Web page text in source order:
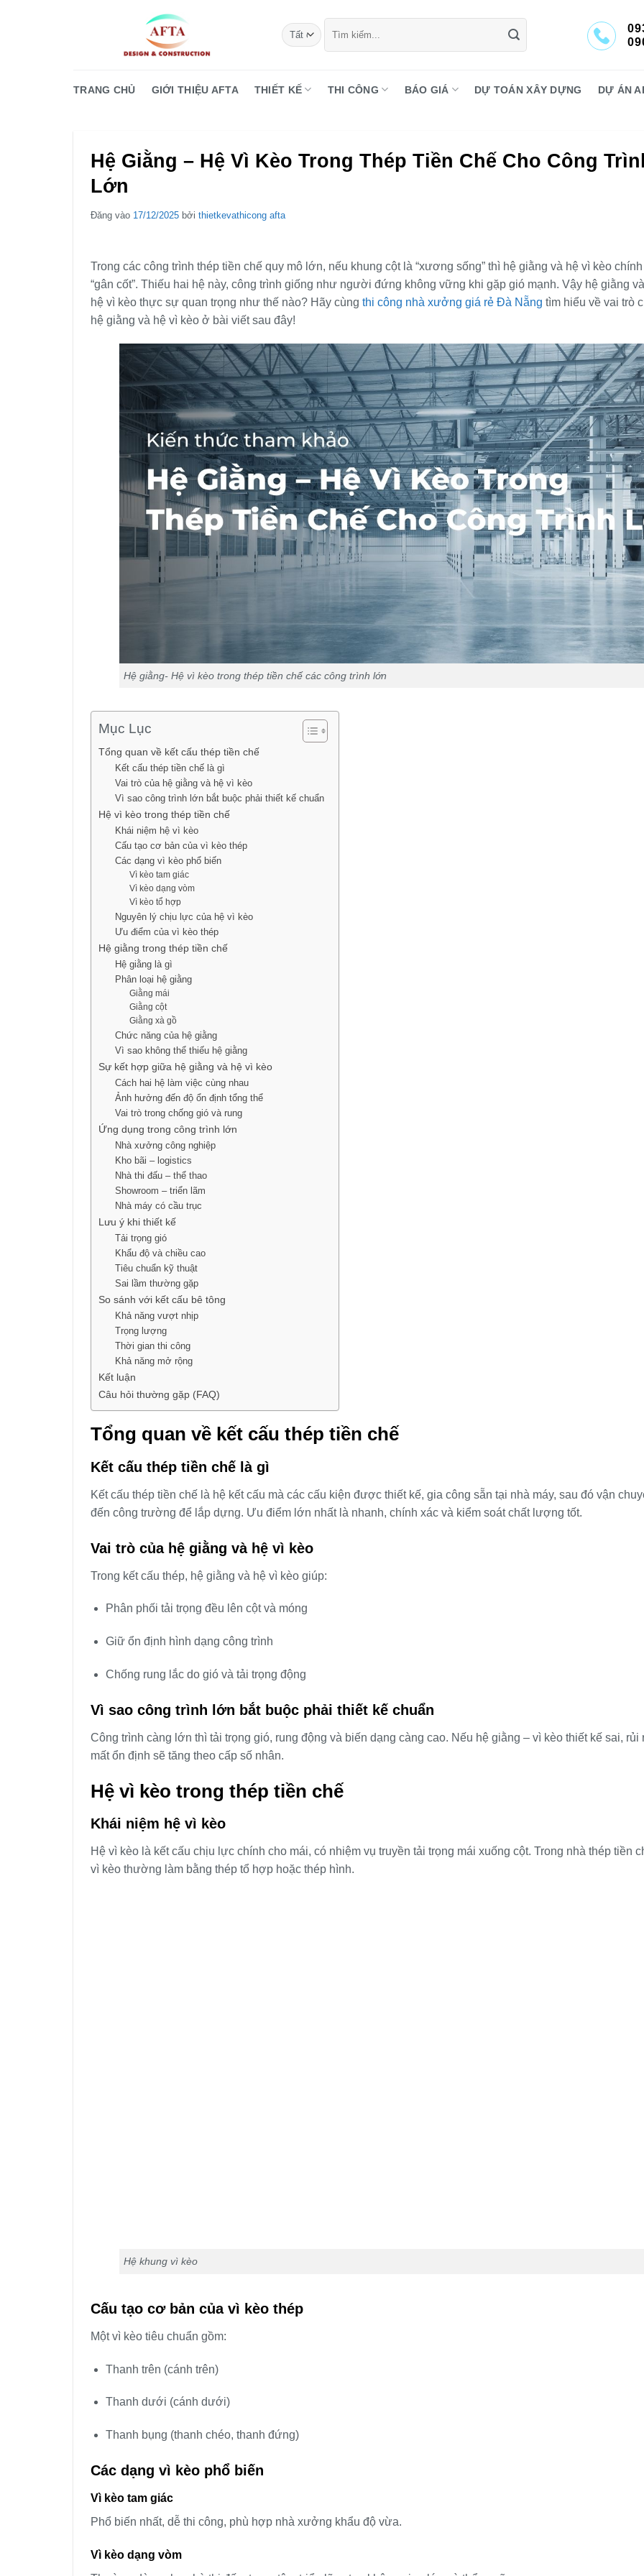
kiếm:
TRANG CHỦ GIỚI THIỆU AFTA THIẾT KẾ THI CÔNG BÁO GIÁ DỰ TOÁN XÂY DỰNG DỰ ÁN
Hệ Giằng – Hệ Vì Kèo Trong Thép Tiền Chế Cho Công
Lớn
Đăng vào 17/12/2025 bởi thietkevathicong afta
Trong các công trình thép tiền chế quy mô lớn, nếu khung cột là “xương sống” thì hệ giằng và hệ vì kèo
“gân cốt”. Thiếu hai hệ này, công trình giống như người đứng không vững khi gặp gió mạnh. Vậy hệ giằng và
hệ vì kèo thực sự quan trọng như thế nào? Hãy cùng thi công nhà xưởng giá rẻ Đà Nẵng tìm hiểu về vai trò
hệ giằng và hệ vì kèo ở bài viết sau đây!
Hệ giằng- Hệ vì kèo trong thép tiền chế các công trình lớn
Mục Lục
Tổng quan về kết cấu thép tiền chế
Kết cấu thép tiền chế là gì
Vai trò của hệ giằng và hệ vì kèo
Vì sao công trình lớn bắt buộc phải thiết kế chuẩn
Hệ vì kèo trong thép tiền chế
Khái niệm hệ vì kèo
Cấu tạo cơ bản của vì kèo thép
Các dạng vì kèo phổ biến
Vì kèo tam giác
Vì kèo dạng vòm
Vì kèo tổ hợp
Nguyên lý chịu lực của hệ vì kèo
Ưu điểm của vì kèo thép
Hệ giằng trong thép tiền chế
Hệ giằng là gì
Phân loại hệ giằng
Giằng mái
Giằng cột
Giằng xà gồ
Chức năng của hệ giằng
Vì sao không thể thiếu hệ giằng
Sự kết hợp giữa hệ giằng và hệ vì kèo
Cách hai hệ làm việc cùng nhau
Ảnh hưởng đến độ ổn định tổng thể
Vai trò trong chống gió và rung
Ứng dụng trong công trình lớn
Nhà xưởng công nghiệp
Kho bãi – logistics
Nhà thi đấu – thể thao
Showroom – triển lãm
Nhà máy có cầu trục
Lưu ý khi thiết kế
Tải trọng gió
Khẩu độ và chiều cao
Tiêu chuẩn kỹ thuật
Sai lầm thường gặp
So sánh với kết cấu bê tông
Khả năng vượt nhịp
Trọng lượng
Thời gian thi công
Khả năng mở rộng
Kết luận
Câu hỏi thường gặp (FAQ)
Tổng quan về kết cấu thép tiền chế
Kết cấu thép tiền chế là gì
Kết cấu thép tiền chế là hệ kết cấu mà các cấu kiện được thiết kế, gia công sẵn tại nhà máy, sau đó vận
đến công trường để lắp dựng. Ưu điểm lớn nhất là nhanh, chính xác và kiểm soát chất lượng tốt.
Vai trò của hệ giằng và hệ vì kèo
Trong kết cấu thép, hệ giằng và hệ vì kèo giúp:
Phân phối tải trọng đều lên cột và móng
Giữ ổn định hình dạng công trình
Chống rung lắc do gió và tải trọng động
Vì sao công trình lớn bắt buộc phải thiết kế chuẩn
Công trình càng lớn thì tải trọng gió, rung động và biến dạng càng cao. Nếu hệ giằng – vì kèo thiết kế sai, rủi
mất ổn định sẽ tăng theo cấp số nhân.
Hệ vì kèo trong thép tiền chế
Khái niệm hệ vì kèo
Hệ vì kèo là kết cấu chịu lực chính cho mái, có nhiệm vụ truyền tải trọng mái xuống cột. Trong nhà thép tiền
vì kèo thường làm bằng thép tổ hợp hoặc thép hình.
Hệ khung vì kèo
Cấu tạo cơ bản của vì kèo thép
Một vì kèo tiêu chuẩn gồm:
Thanh trên (cánh trên)
Thanh dưới (cánh dưới)
Thanh bụng (thanh chéo, thanh đứng)
Các dạng vì kèo phổ biến
Vì kèo tam giác
Phổ biến nhất, dễ thi công, phù hợp nhà xưởng khẩu độ vừa.
Vì kèo dạng vòm